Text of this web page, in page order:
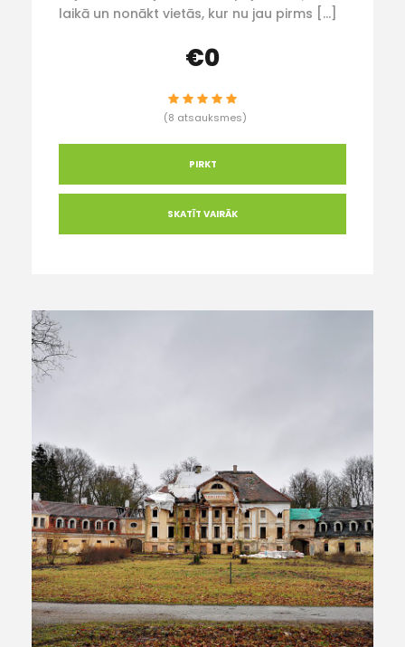
laikā un nonākt vietās, kur nu jau pirms […]
€0
(8 atsauksmes)
PIRKT
SKATĪT VAIRĀK